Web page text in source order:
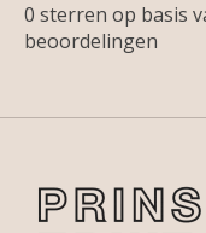
0 sterren op basis
beoordelingen